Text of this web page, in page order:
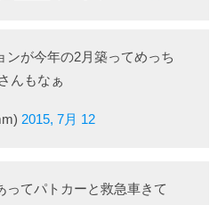
ンが今年の2月築ってめっち
んもなぁ
2015, 7月 12
ってパトカーと救急車きて